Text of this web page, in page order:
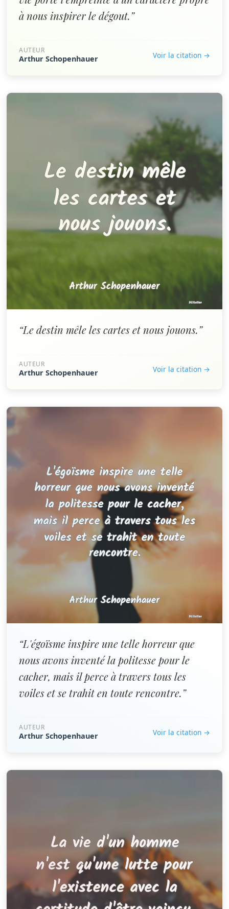
à nous inspirer le dégout.”
AUTEUR
Arthur Schopenhauer Voir la citation →
“Le destin mêle les cartes et nous jouons.”
AUTEUR
Arthur Schopenhauer Voir la citation →
“L'égoïsme inspire une telle horreur que
nous avons inventé la politesse pour le
cacher, mais il perce à travers tous les
voiles et se trahit en toute rencontre.”
AUTEUR
Arthur Schopenhauer Voir la citation →